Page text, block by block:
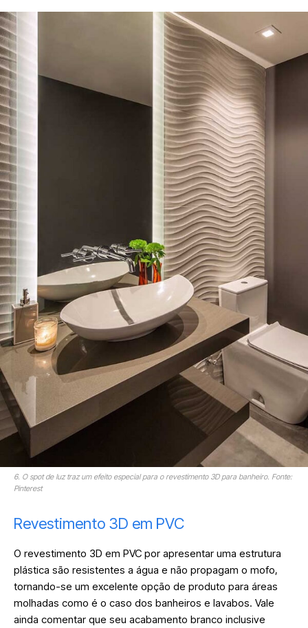
6. O spot de luz traz um efeito especial para o revestimento 3D para banheiro. Fonte:
Pinterest
Revestimento 3D em PVC
O revestimento 3D em PVC por apresentar uma estrutura
plástica são resistentes a água e não propagam o mofo,
tornando-se um excelente opção de produto para áreas
molhadas como é o caso dos banheiros e lavabos. Vale
ainda comentar que seu acabamento branco inclusive